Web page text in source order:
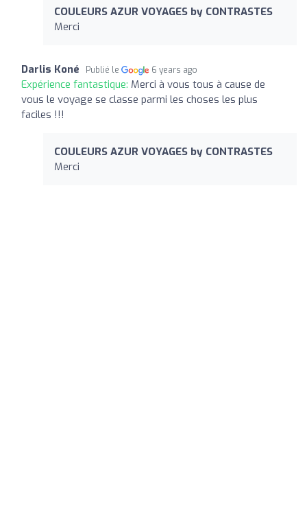
COULEURS AZUR VOYAGES by CONTRASTES
Merci
Darlis Koné Publié le 6 years ago
Expérience fantastique: Merci à vous tous à cause de
vous le voyage se classe parmi les choses les plus
faciles !!!
COULEURS AZUR VOYAGES by CONTRASTES
Merci